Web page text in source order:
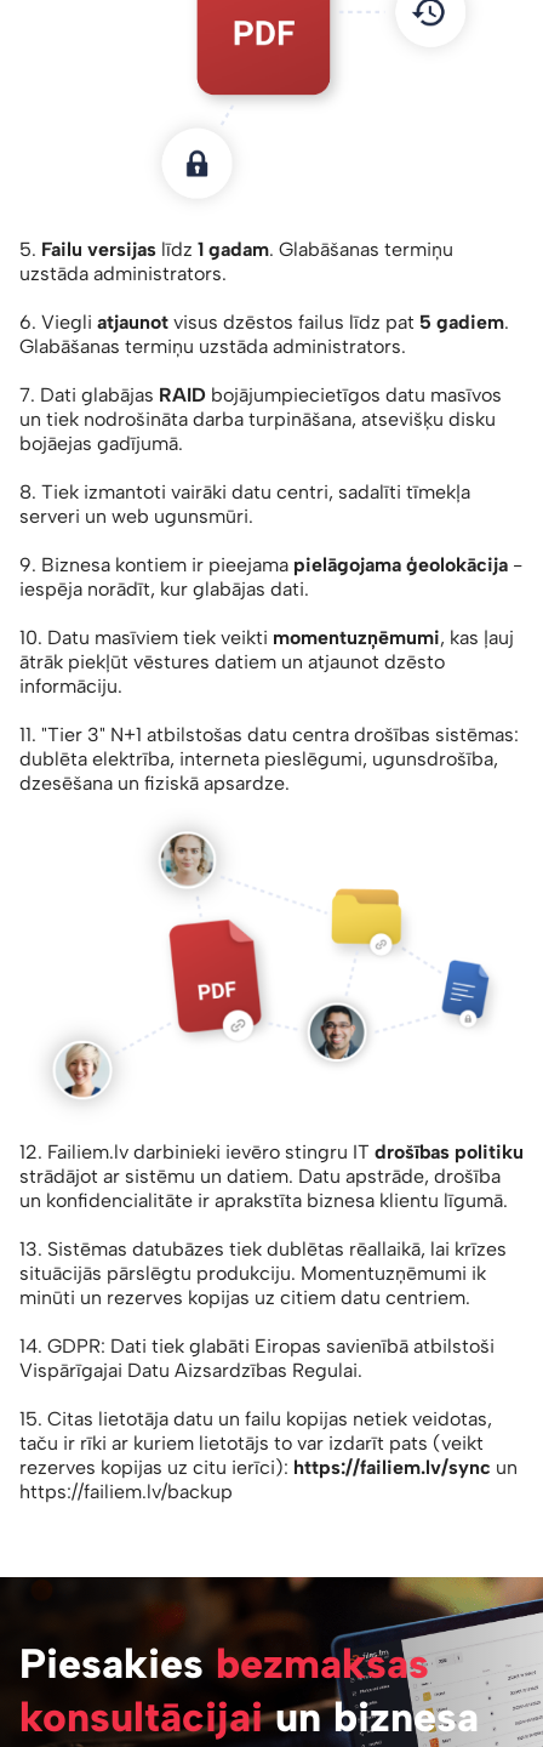
5. Failu versijas līdz 1 gadam. Glabāšanas termiņu
uzstāda administrators.
6. Viegli atjaunot visus dzēstos failus līdz pat 5 gadiem.
Glabāšanas termiņu uzstāda administrators.
7. Dati glabājas RAID bojājumpiecietīgos datu masīvos
un tiek nodrošināta darba turpināšana, atsevišķu disku
bojāejas gadījumā.
8. Tiek izmantoti vairāki datu centri, sadalīti tīmekļa
serveri un web ugunsmūri.
9. Biznesa kontiem ir pieejama pielāgojama ģeolokācija -
iespēja norādīt, kur glabājas dati.
10. Datu masīviem tiek veikti momentuzņēmumi, kas ļauj
ātrāk piekļūt vēstures datiem un atjaunot dzēsto
informāciju.
11. "Tier 3" N+1 atbilstošas datu centra drošības sistēmas:
dublēta elektrība, interneta pieslēgumi, ugunsdrošība,
dzesēšana un fiziskā apsardze.
12. Failiem.lv darbinieki ievēro stingru IT drošības politiku
strādājot ar sistēmu un datiem. Datu apstrāde, drošība
un konfidencialitāte ir aprakstīta biznesa klientu līgumā.
13. Sistēmas datubāzes tiek dublētas rēallaikā, lai krīzes
situācijās pārslēgtu produkciju. Momentuzņēmumi ik
minūti un rezerves kopijas uz citiem datu centriem.
14. GDPR: Dati tiek glabāti Eiropas savienībā atbilstoši
Vispārīgajai Datu Aizsardzības Regulai.
15. Citas lietotāja datu un failu kopijas netiek veidotas,
taču ir rīki ar kuriem lietotājs to var izdarīt pats (veikt
rezerves kopijas uz citu ierīci): https://failiem.lv/sync un
https://failiem.lv/backup
Piesakies bezmaksas
konsultācijaiun biznesa